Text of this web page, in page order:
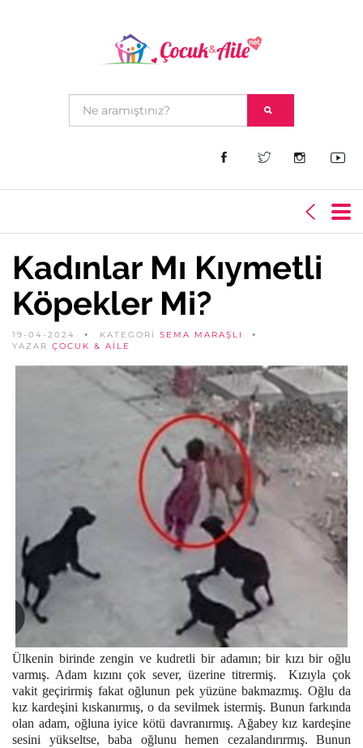
Kadınlar Mı Kıymetli
Köpekler Mi?
19-04-2024 KATEGORİ SEMA MARAŞLI
YAZAR ÇOCUK & AILE
Ülkenin birinde zengin ve kudretli bir adamın; bir kızı bir oğlu
varmış. Adam kızını çok sever, üzerine titrermiş. Kızıyla çok
vakit geçirirmiş fakat oğlunun pek yüzüne bakmazmış. Oğlu da
kız kardeşini kıskanırmış, o da sevilmek istermiş. Bunun farkında
olan adam, oğluna iyice kötü davranırmış. Ağabey kız kardeşine
sesini yükseltse, baba oğlunu hemen cezalandırırmış. Bunun